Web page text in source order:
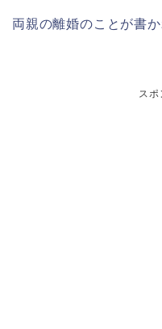
両親の離婚のことが書
スポ